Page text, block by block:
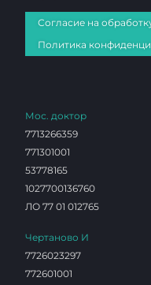
Согласие на
Политика
Мос. доктор
7713266359
771301001
53778165
1027700136760
ЛО 77 01 012765
Чертаново И
7726023297
772601001